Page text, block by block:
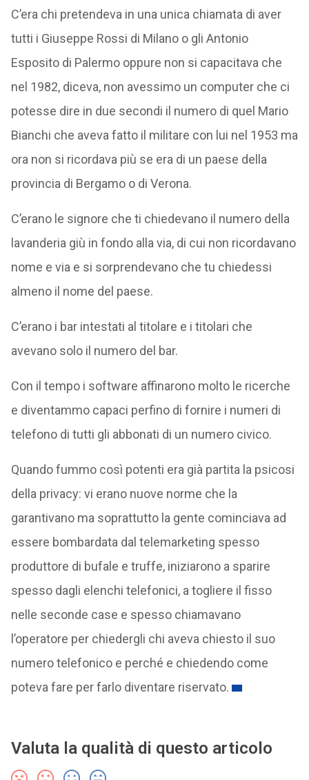
C’era chi pretendeva in una unica chiamata di aver
tutti i Giuseppe Rossi di Milano o gli Antonio
Esposito di Palermo oppure non si capacitava che
nel 1982, diceva, non avessimo un computer che ci
potesse dire in due secondi il numero di quel Mario
Bianchi che aveva fatto il militare con lui nel 1953 ma
ora non si ricordava più se era di un paese della
provincia di Bergamo o di Verona.
C’erano le signore che ti chiedevano il numero della
lavanderia giù in fondo alla via, di cui non ricordavano
nome e via e si sorprendevano che tu chiedessi
almeno il nome del paese.
C’erano i bar intestati al titolare e i titolari che
avevano solo il numero del bar.
Con il tempo i software affinarono molto le ricerche
e diventammo capaci perfino di fornire i numeri di
telefono di tutti gli abbonati di un numero civico.
Quando fummo così potenti era già partita la psicosi
della privacy: vi erano nuove norme che la
garantivano ma soprattutto la gente cominciava ad
essere bombardata dal telemarketing spesso
produttore di bufale e truffe, iniziarono a sparire
spesso dagli elenchi telefonici, a togliere il fisso
nelle seconde case e spesso chiamavano
l’operatore per chiedergli chi aveva chiesto il suo
numero telefonico e perché e chiedendo come
poteva fare per farlo diventare riservato.
Valuta la qualità di questo articolo